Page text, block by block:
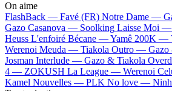
On aime
FlashBack — Favé (FR) Notre Dame —
Gazo Casanova — Soolking Laisse Moi —
Heuss L'enfoiré Bécane —Yamê 200K —
Werenoi Meuda — Tiakola Outro — Gazo
Josman Interlude — Gazo & Tiakola
4 — ZOKUSH La League — Werenoi
Kamel Nouvelles — PLK No love —